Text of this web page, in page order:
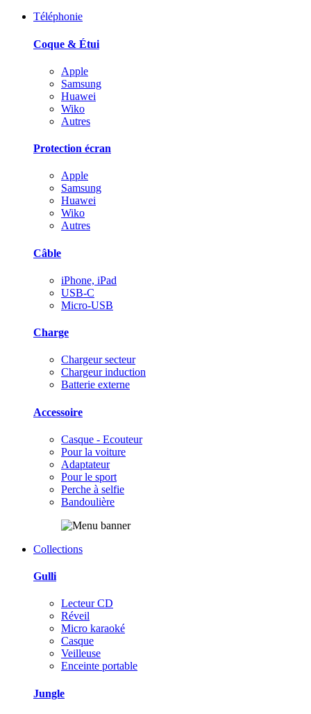
Téléphonie
Coque & Étui
Apple
Samsung
Huawei
Wiko
Autres
Protection écran
Apple
Samsung
Huawei
Wiko
Autres
Câble
iPhone, iPad
USB-C
Micro-USB
Charge
Chargeur secteur
Chargeur induction
Batterie externe
Accessoire
Casque - Ecouteur
Pour la voiture
Adaptateur
Pour le sport
Perche à selfie
Bandoulière
Collections
Gulli
Lecteur CD
Réveil
Micro karaoké
Casque
Veilleuse
Enceinte portable
Jungle